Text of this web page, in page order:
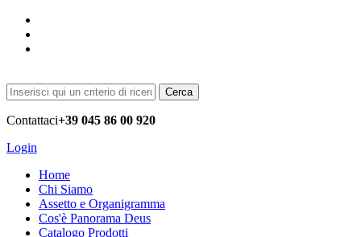
Cerca
Contattaci+39 045 86 00 920
Login
Home
Chi Siamo
Assetto e Organigramma
Cos'è Panorama Deus
Catalogo Prodotti